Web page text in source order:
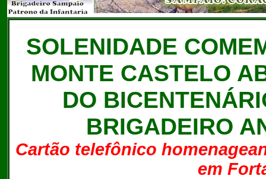
SOLENIDADE
MONTE CASTELO
DO
BRIGADEIRO
Cartão telefônico
em